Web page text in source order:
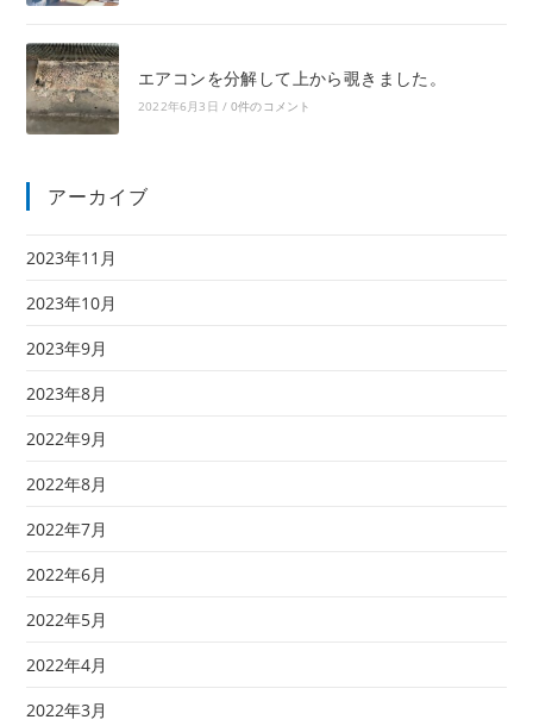
エアコンを分解して上から覗きました。
2022年6月3日 / 0件のコメント
アーカイブ
2023年11月
2023年10月
2023年9月
2023年8月
2022年9月
2022年8月
2022年7月
2022年6月
2022年5月
2022年4月
2022年3月